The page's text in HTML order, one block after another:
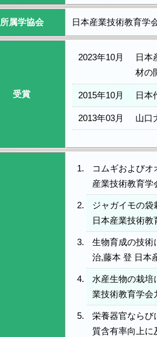
所属学協会 日本産業技術教育学
受賞
2023年10月
日本
材の
2015年10月 日本
2013年03月 山口
コムギおよび
産業技術教育学
ジャガイモの袋
日本産業技術教
生物育成の技術
治,藤本 登 日本
水産生物の栽培
業技術教育学会
栄養器官ならび
質含有率向上に